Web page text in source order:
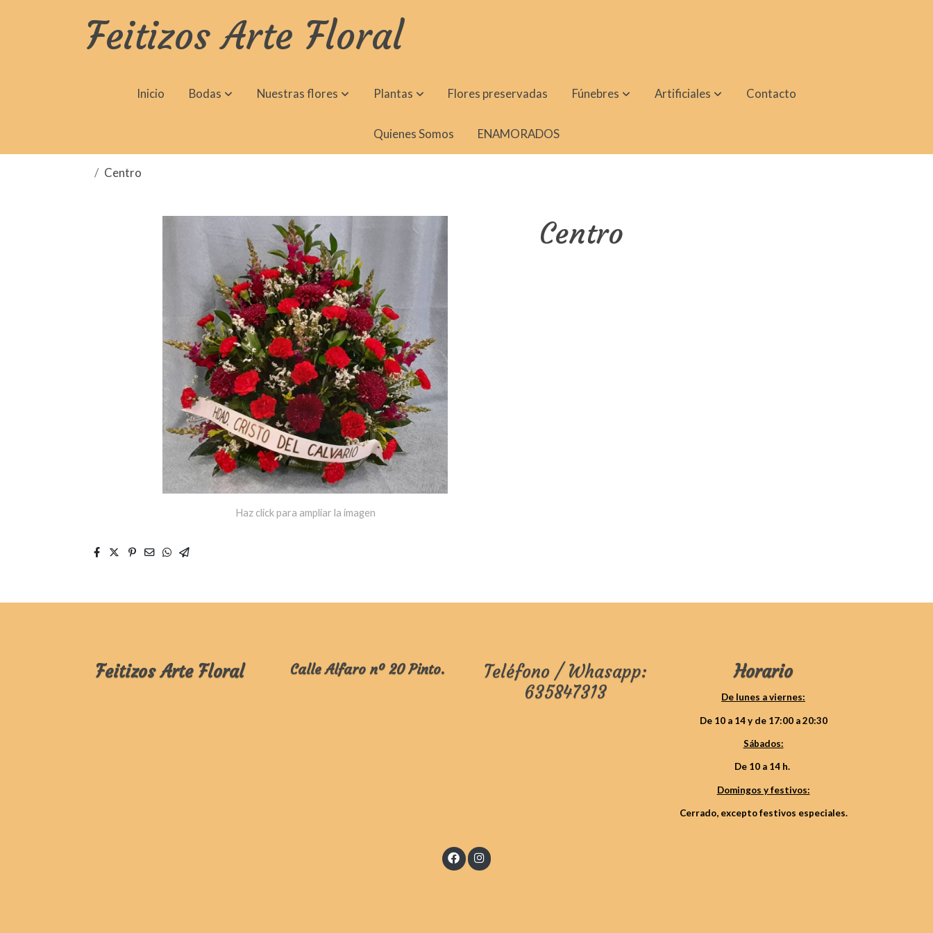
Feitizos Arte Floral
Inicio Bodas Nuestras flores Plantas Flores preservadas Fúnebres Artificiales Contacto
Quienes Somos ENAMORADOS
Centro
Haz click para ampliar la imagen
Centro
Feitizos Arte Floral Calle Alfaro nº 20 Pinto.
Teléfono / Whasapp:
635847313
Horario
De lunes a viernes:
De 10 a 14 y de 17:00 a 20:30
Sábados:
De 10 a 14 h.
Domingos y festivos:
Cerrado, excepto festivos especiales.